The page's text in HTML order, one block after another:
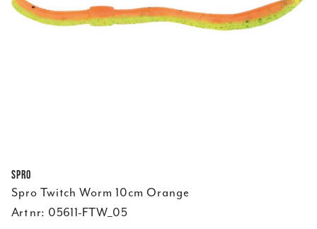
Spro
Spro Twitch Worm 10cm Orange
Art nr: 05611-FTW_05